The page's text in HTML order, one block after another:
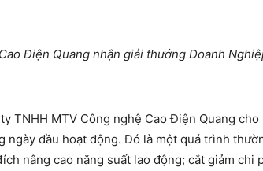
Điện Quang nhận giải thưởng Doanh
TNHH MTV Công nghệ Cao Điện Quang
ngày đầu hoạt động. Đó là một quá trình
nâng cao năng suất lao động; cắt giảm